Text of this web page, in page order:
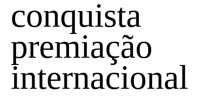
conquista
premiação
internacional